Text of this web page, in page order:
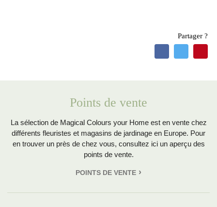
Partager ?
Points de vente
La sélection de Magical Colours your Home est en vente chez
différents fleuristes et magasins de jardinage en Europe. Pour
en trouver un près de chez vous, consultez ici un aperçu des
points de vente.
POINTS DE VENTE